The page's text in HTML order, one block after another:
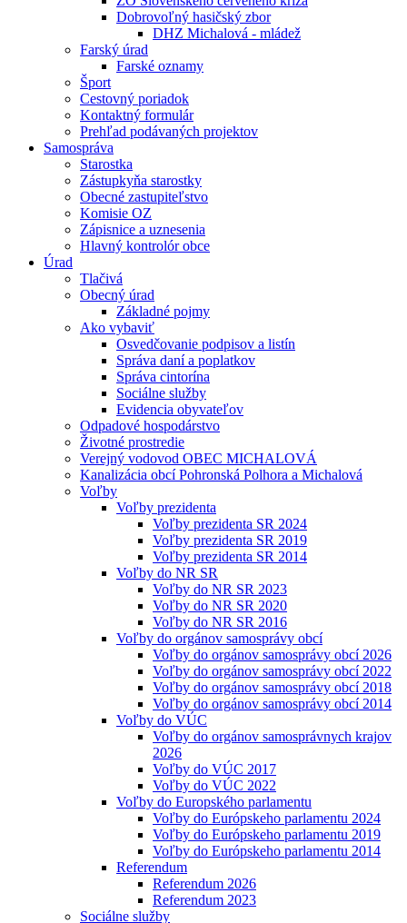
Dobrovoľný hasičský zbor
DHZ Michalová - mládež
Farský úrad
Farské oznamy
Šport
Cestovný poriadok
Kontaktný formulár
Prehľad podávaných projektov
Samospráva
Starostka
Zástupkyňa starostky
Obecné zastupiteľstvo
Komisie OZ
Zápisnice a uznesenia
Hlavný kontrolór obce
Úrad
Tlačivá
Obecný úrad
Základné pojmy
Ako vybaviť
Osvedčovanie podpisov a listín
Správa daní a poplatkov
Správa cintorína
Sociálne služby
Evidencia obyvateľov
Odpadové hospodárstvo
Životné prostredie
Verejný vodovod OBEC MICHALOVÁ
Kanalizácia obcí Pohronská Polhora a Michalová
Voľby
Voľby prezidenta
Voľby prezidenta SR 2024
Voľby prezidenta SR 2019
Voľby prezidenta SR 2014
Voľby do NR SR
Voľby do NR SR 2023
Voľby do NR SR 2020
Voľby do NR SR 2016
Voľby do orgánov samosprávy obcí
Voľby do orgánov samosprávy obcí 2026
Voľby do orgánov samosprávy obcí 2022
Voľby do orgánov samosprávy obcí 2018
Voľby do orgánov samosprávy obcí 2014
Voľby do VÚC
Voľby do orgánov samosprávnych krajov
2026
Voľby do VÚC 2017
Voľby do VÚC 2022
Voľby do Europského parlamentu
Voľby do Európskeho parlamentu 2024
Voľby do Európskeho parlamentu 2019
Voľby do Európskeho parlamentu 2014
Referendum
Referendum 2026
Referendum 2023
Sociálne služby